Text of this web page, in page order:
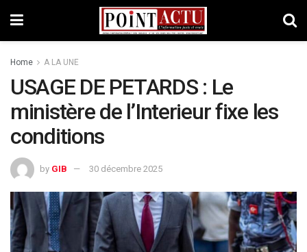
Home A LA UNE
USAGE DE PETARDS : Le
ministère de l’Interieur fixe les
conditions
by GIB 30 décembre 2025